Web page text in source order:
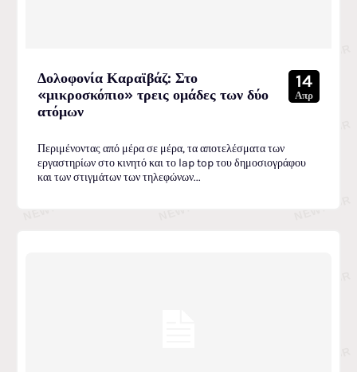
Δολοφονία Καραϊβάζ: Στο
«μικροσκόπιο» τρεις ομάδες των δύο
ατόμων
14
Απρ
Περιμένοντας από μέρα σε μέρα, τα αποτελέσματα των
εργαστηρίων στο κινητό και το lap top του δημοσιογράφου
και των στιγμάτων των τηλεφώνων...